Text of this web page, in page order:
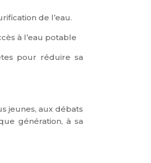
de l’eau.
à l’eau potable
pour réduire sa
jeunes, aux débats
génération, à sa